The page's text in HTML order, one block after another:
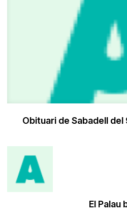
Obituari de Sabadell
El Palau